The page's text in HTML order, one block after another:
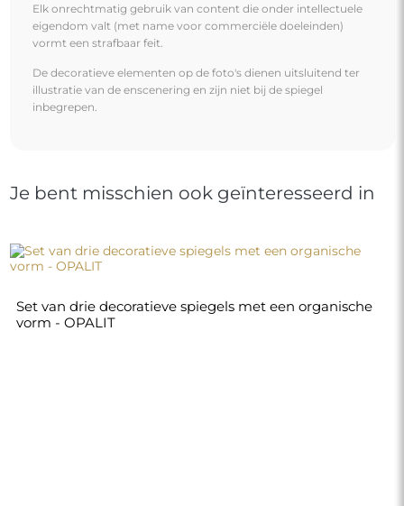
Elk onrechtmatig gebruik van content die onder intellectuele
eigendom valt (met name voor commerciële doeleinden)
vormt een strafbaar feit.
De decoratieve elementen op de foto's dienen uitsluitend ter
illustratie van de enscenering en zijn niet bij de spiegel
inbegrepen.
Je bent misschien ook geïnteresseerd in
Set van drie decoratieve spiegels met een organische
vorm - OPALIT